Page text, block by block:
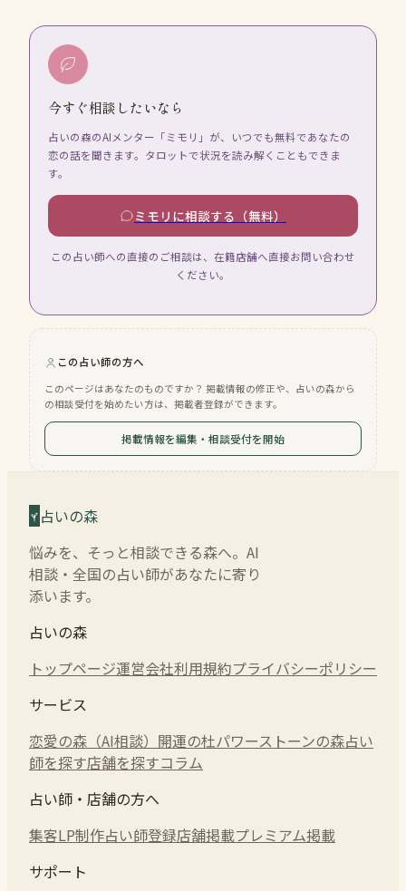
今すぐ相談したいなら
占いの森のAIメンター「ミモリ」が、いつでも無料であなたの
恋の話を聞きます。タロットで状況を読み解くこともできま
す。
ミモリに相談する（無料）
この占い師への直接のご相談は、在籍店舗へ直接お問い合わせ
ください。
この占い師の方へ
このページはあなたのものですか？ 掲載情報の修正や、占いの森から
の相談受付を始めたい方は、掲載者登録ができます。
掲載情報を編集・相談受付を開始
占いの森
悩みを、そっと相談できる森へ。AI
相談・全国の占い師があなたに寄り
添います。
占いの森
トップページ運営会社利用規約プライバシーポリシー
サービス
恋愛の森（AI相談） 開運の杜パワーストーンの森占い
師を探す店舗を探すコラム
占い師・店舗の方へ
集客LP制作占い師登録店舗掲載プレミアム掲載
サポート